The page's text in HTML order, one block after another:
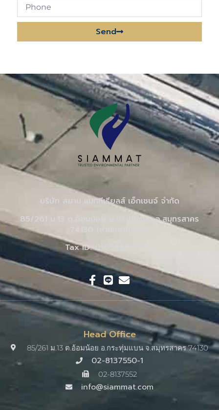
Send
บริษัท สยาม แมททีเรียลส์ เอ็กเชนจ์ จำกัด
85/261 ม.13 ต.อ้อมน้อย อ.กระทุ่มแบน จ.สมุทรสาคร
74130 (สำนักงานใหญ่)
Tax ID: 0105548110551
Head Office
85/261 ม.13 ต.อ้อมน้อย อ.กระทุ่มแบน จ.สมุทรสาคร 74130
02-8137550-1
02-8137552
info@siammat.com